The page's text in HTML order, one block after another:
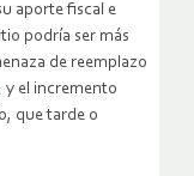
aporte fiscal e
podría ser más
de reemplazo
y el incremento
que tarde o